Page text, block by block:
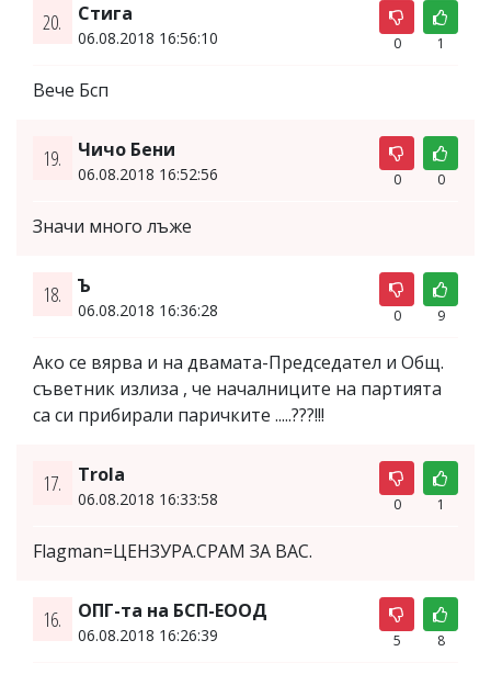
20. Стига
06.08.2018 16:56:10 0 1
Вече Бсп
19. Чичо Бени
06.08.2018 16:52:56 0 0
Значи много лъже
18. Ъ
06.08.2018 16:36:28 0 9
Ако се вярва и на двамата-Председател и Общ.
съветник излиза , че началниците на партията
са си прибирали паричките .....???!!!
17. Trola
06.08.2018 16:33:58 0 1
Flagman=ЦЕНЗУРА.СРАМ ЗА ВАС.
16. ОПГ-та на БСП-ЕООД
06.08.2018 16:26:39 5 8